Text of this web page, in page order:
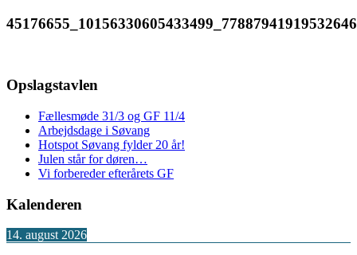
Opslagstavlen
Fællesmøde 31/3 og GF 11/4
Arbejdsdage i Søvang
Hotspot Søvang fylder 20 år!
Julen står for døren…
Vi forbereder efterårets GF
Kalenderen
14. august 2026